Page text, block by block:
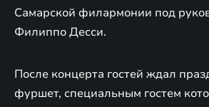
Самарской филармонии под
Филиппо Десси.
После концерта гостей ждал
фуршет, специальным гостем